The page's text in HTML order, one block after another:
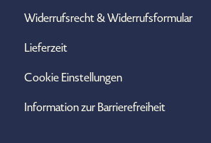
Widerrufsrecht & Widerrufsformular
Lieferzeit
Cookie Einstellungen
Information zur Barrierefreiheit